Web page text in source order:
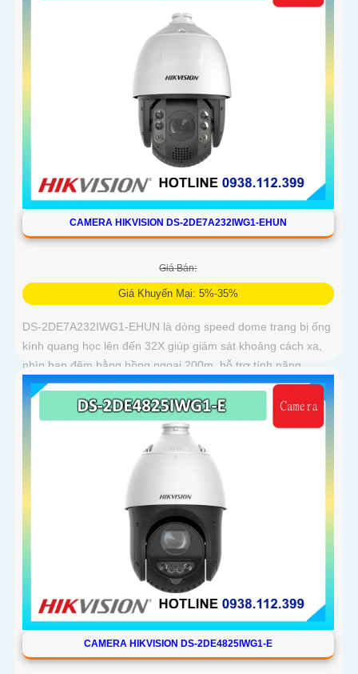
CAMERA HIKVISION DS-2DE7A232IWG1-EHUN
Giá Bán:
Giá Khuyến Mại: 5%-35%
DS-2DE7A232IWG1-EHUN là dòng speed dome trang bị ống
kính quang học lên đến 32X giúp giám sát khoảng cách xa,
nhìn ban đêm bằng hồng ngoại 200m, hỗ trợ tính năng
AcuSense nâng cao hiệu quả giám sát an ninh, có tốc độ lấy
nét cao nhờ công nghệ Self-learning
CAMERA HIKVISION DS-2DE4825IWG1-E